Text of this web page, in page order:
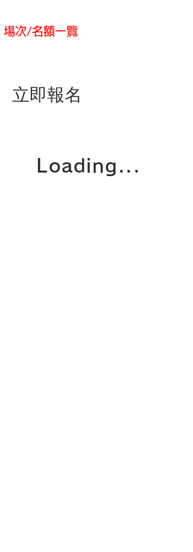
​場次/名額一覽
立即報名
Loading...